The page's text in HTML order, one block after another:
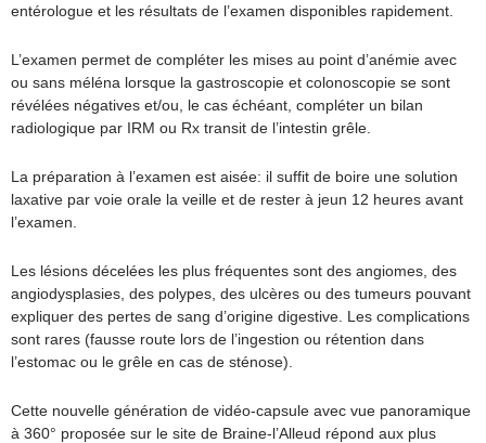
entérologue et les résultats de l’examen disponibles rapidement.
L’examen permet de compléter les mises au point d’anémie avec
ou sans méléna lorsque la gastroscopie et colonoscopie se sont
révélées négatives et/ou, le cas échéant, compléter un bilan
radiologique par IRM ou Rx transit de l’intestin grêle.
La préparation à l’examen est aisée: il suffit de boire une solution
laxative par voie orale la veille et de rester à jeun 12 heures avant
l’examen.
Les lésions décelées les plus fréquentes sont des angiomes, des
angiodysplasies, des polypes, des ulcères ou des tumeurs pouvant
expliquer des pertes de sang d’origine digestive. Les complications
sont rares (fausse route lors de l’ingestion ou rétention dans
l’estomac ou le grêle en cas de sténose).
Cette nouvelle génération de vidéo-capsule avec vue panoramique
à 360° proposée sur le site de Braine-l’Alleud répond aux plus